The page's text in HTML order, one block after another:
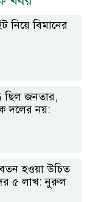
নিয়ে বিমানের
ছিল জনতার,
দলের নয়:
হওয়া উচিত
৫ লাখ: নুরুল